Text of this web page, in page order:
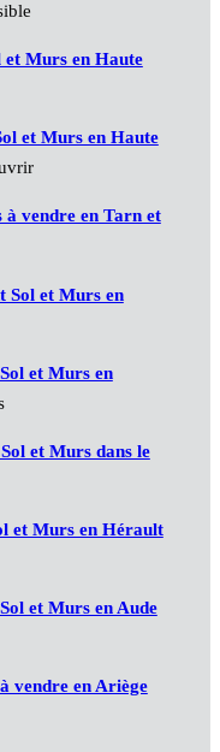
et Murs en Haute
et Murs en Haute
à vendre en Tarn et
Sol et Murs en
et Murs en
et Murs dans le
et Murs en Hérault
et Murs en Aude
vendre en Ariège